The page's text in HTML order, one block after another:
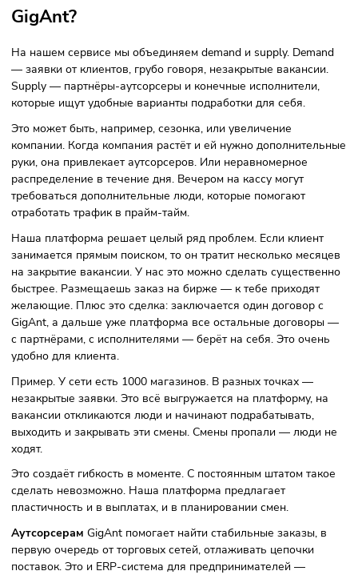
Итоги конференции «Аутсорсинг
Материалы по теме
Грубо говоря, клуба для аутсорсеров вообще нет.
кто создал отраслевое сообщество людей на этом
рынке, были мы. В Underdog можно обмениваться опытом,
повышать экспертизу, проходить обучение, общаться с
лидерами рынка в разных сферах. Это место
аутсорсерской энергии, которая даёт каждому
предпринимателю импульс в развитии.
Фото: underdog.biz
Какие проблемы найма решает
GigAnt?